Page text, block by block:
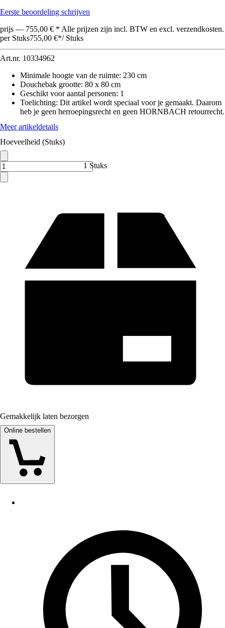
Eerste beoordeling schrijven
prijs — 755,00 € * Alle prijzen zijn incl. BTW en excl. verzendkosten.
per Stuks755,00 €*/ Stuks
Art.nr. 10334962
Minimale hoogte van de ruimte: 230 cm
Douchebak grootte: 80 x 80 cm
Geschikt voor aantal personen: 1
Toelichting: Dit artikel wordt speciaal voor je gemaakt. Daarom
heb je geen herroepingsrecht en geen HORNBACH retourrecht.
Meer artikeldetails
Hoeveelheid (Stuks)
1 Stuks
Gemakkelijk laten bezorgen
Online bestellen